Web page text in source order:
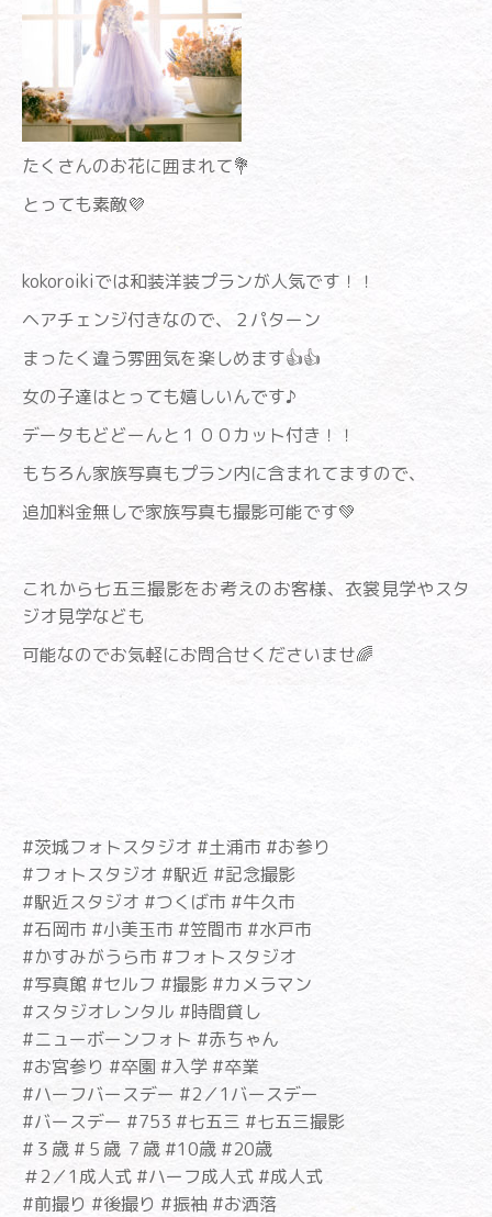
たくさんのお花に囲まれて💐
とっても素敵💜
kokoroikiでは和装洋装プランが人気です！！
ヘアチェンジ付きなので、２パターン
まったく違う雰囲気を楽しめます👍👍
女の子達はとっても嬉しいんです♪
データもどどーんと１００カット付き！！
もちろん家族写真もプラン内に含まれてますので、
追加料金無しで家族写真も撮影可能です💚
これから七五三撮影をお考えのお客様、衣裳見学やスタ
ジオ見学なども
可能なのでお気軽にお問合せくださいませ🌈
#茨城フォトスタジオ #土浦市 #お参り
#フォトスタジオ #駅近 #記念撮影
#駅近スタジオ #つくば市 #牛久市
#石岡市 #小美玉市 #笠間市 #水戸市
#かすみがうら市 #フォトスタジオ
#写真館 #セルフ #撮影 #カメラマン
#スタジオレンタル #時間貸し
#ニューボーンフォト #赤ちゃん
#お宮参り #卒園 #入学 #卒業
#ハーフバースデー #2／1バースデー
#バースデー #753 #七五三 #七五三撮影
#３歳 #５歳 ７歳 #10歳 #20歳
＃2／1成人式 #ハーフ成人式 #成人式
#前撮り #後撮り #振袖 #お洒落